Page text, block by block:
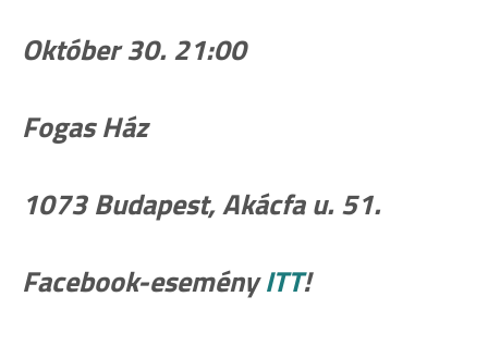
Október 30. 21:00
Fogas Ház
1073 Budapest, Akácfa u. 51.
Facebook-eseményITT!